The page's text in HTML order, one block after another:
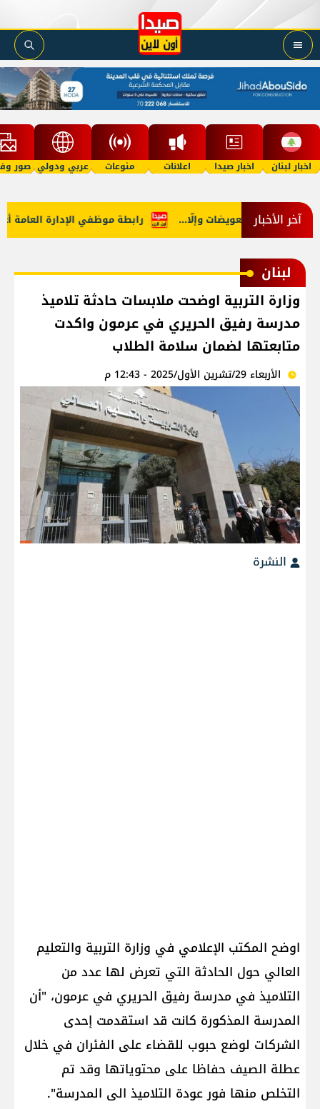
اخبار لبنان اخبار صيدا اعلانات منوعات عربي ودولي صور
آخر الأخبار رابطة موظفي الإدارة العامة في هرمز: تعويضات وإلّا...
لبنان
وزارة التربية اوضحت ملابسات حادثة تلاميذ
مدرسة رفيق الحريري في عرمون واكدت
متابعتها لضمان سلامة الطلاب
الأربعاء 29/تشرين الأول/2025 - 12:43 م
النشرة
اوضح المكتب الإعلامي في ​وزارة التربية والتعليم
العالي​ حول الحادثة التي تعرض لها عدد من
التلاميذ في مدرسة رفيق الحريري في عرمون، "أن
المدرسة المذكورة كانت قد استقدمت إحدى
الشركات لوضع حبوب للقضاء على الفئران في خلال
عطلة الصيف حفاظا على محتوياتها وقد تم
التخلص منها فور عودة التلاميذ الى المدرسة".